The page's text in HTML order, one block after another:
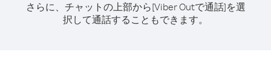
さらに、チャットの上部から[Viber Outで通話]を選
択して通話することもできます。